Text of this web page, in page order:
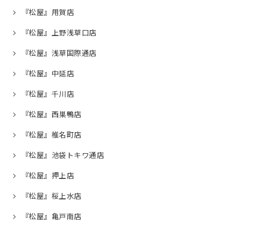
『松屋』用賀店
『松屋』上野浅草口店
『松屋』浅草国際通店
『松屋』中延店
『松屋』千川店
『松屋』西巣鴨店
『松屋』椎名町店
『松屋』池袋トキワ通店
『松屋』押上店
『松屋』桜上水店
『松屋』亀戸南店